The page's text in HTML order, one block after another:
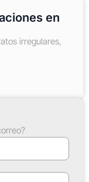
en
irregulares,